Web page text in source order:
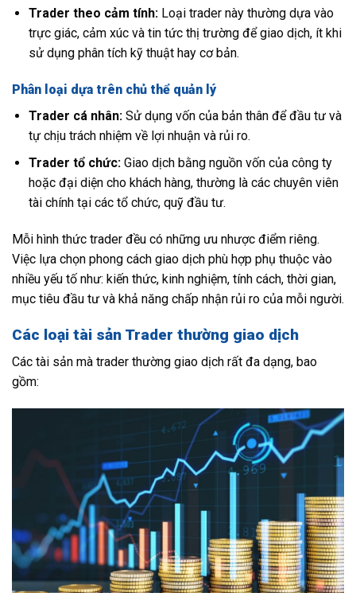
Trader theo cảm tính:Loại trader này thường dựa vào
trực giác, cảm xúc và tin tức thị trường để giao dịch, ít khi
sử dụng phân tích kỹ thuật hay cơ bản.
Phân loại dựa trên chủ thể quản lý
Trader cá nhân:Sử dụng vốn của bản thân để đầu tư và
tự chịu trách nhiệm về lợi nhuận và rủi ro.
Trader tổ chức:Giao dịch bằng nguồn vốn của công ty
hoặc đại diện cho khách hàng, thường là các chuyên viên
tài chính tại các tổ chức, quỹ đầu tư.
Mỗi hình thức trader đều có những ưu nhược điểm riêng.
Việc lựa chọn phong cách giao dịch phù hợp phụ thuộc vào
nhiều yếu tố như: kiến thức, kinh nghiệm, tính cách, thời gian,
mục tiêu đầu tư và khả năng chấp nhận rủi ro của mỗi người.
Các loại tài sản Trader thường giao dịch
Các tài sản mà trader thường giao dịch rất đa dạng, bao
gồm: